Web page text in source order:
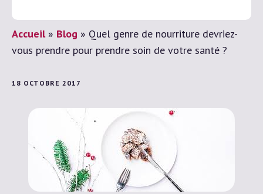
Accueil» Blog » Quel genre de nourriture devriez-
vous prendre pour prendre soin de votre santé ?
18 OCTOBRE 2017